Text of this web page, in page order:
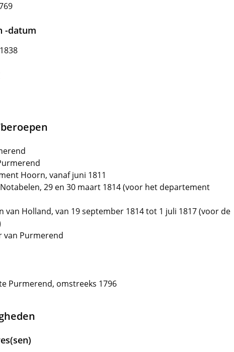
-datum
Hoorn, vanaf juni 1811
29 en 30 maart 1814 (voor het departement
van Holland, van 19 september 1814 tot 1 juli 1817 (voor de
van Purmerend
Purmerend, omstreeks 1796